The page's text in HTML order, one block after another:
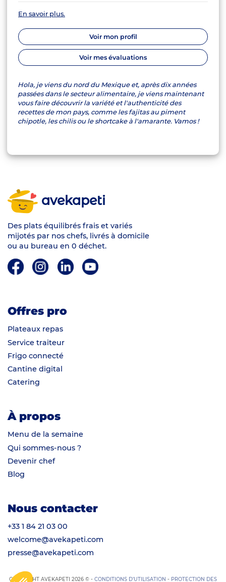
En savoir plus.
Voir mon profil
Voir mes évaluations
Hola, je viens du nord du Mexique et, après dix années
passées dans le secteur alimentaire, je viens maintenant
vous faire découvrir la variété et l'authenticité des
recettes de mon pays, comme les fajitas au piment
chipotle, les chilis ou le shortcake à l'amarante. Vamos !
avekapeti
Des plats équilibrés frais et variés
mijotés par nos chefs, livrés à domicile
ou au bureau en 0 déchet.
Offres pro
Plateaux repas
Service traiteur
Frigo connecté
Cantine digital
Catering
À propos
Menu de la semaine
Qui sommes-nous ?
Devenir chef
Blog
Nous contacter
+33 1 84 21 03 00
welcome@avekapeti.com
presse@avekapeti.com
COPYRIGHT AVEKAPETI 2026 © - CONDITIONS D’UTILISATION - PROTECTION DES